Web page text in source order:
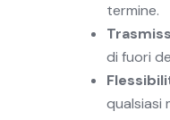
termine.
di fuori
qualsiasi